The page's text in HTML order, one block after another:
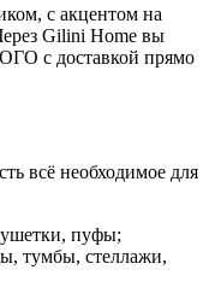
с акцентом на
Gilini Home вы
с доставкой прямо
всё необходимое для
пуфы;
тумбы, стеллажи,